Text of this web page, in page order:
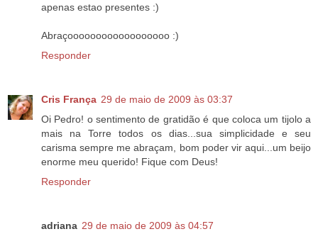
apenas estao presentes :)
Abraçoooooooooooooooooo :)
Responder
Cris França 29 de maio de 2009 às 03:37
Oi Pedro! o sentimento de gratidão é que coloca um tijolo a
mais na Torre todos os dias...sua simplicidade e seu
carisma sempre me abraçam, bom poder vir aqui...um beijo
enorme meu querido! Fique com Deus!
Responder
adriana 29 de maio de 2009 às 04:57